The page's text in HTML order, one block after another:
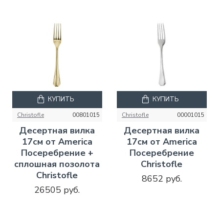
Christofle 00801015
Десертная вилка
17см от America
Посеребрение +
сплошная позолота
Christofle
26505 руб.
КУПИТЬ
Christofle 00001015
Десертная вилка
17см от America
Посеребрение
Christofle
8652 руб.
КУПИТЬ